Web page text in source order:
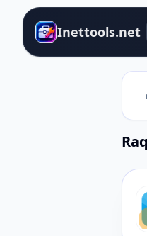
Inettools.net